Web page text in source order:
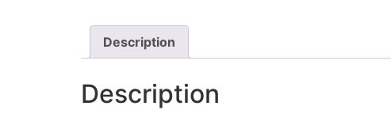
Description
Description